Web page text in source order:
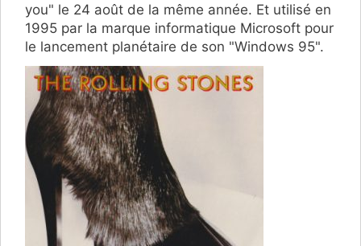
you" le 24 août de la même année. Et utilisé en
1995 par la marque informatique Microsoft pour
le lancement planétaire de son "Windows 95".